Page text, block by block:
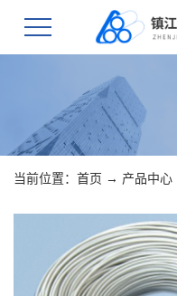
当前位置： 首页 → 产品中心